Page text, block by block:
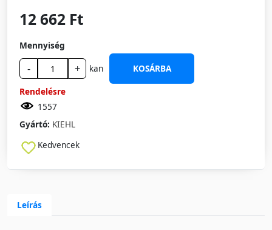
12 662 Ft
Mennyiség
- + kan
KOSÁRBA
Rendelésre
1557
Gyártó: KIEHL
Kedvencek
Leírás